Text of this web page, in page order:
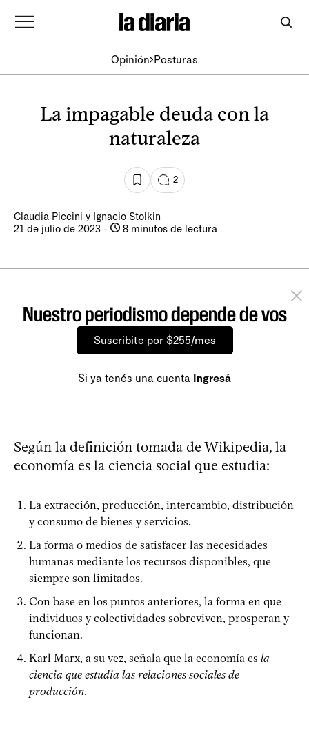
Opinión Posturas
La impagable deuda con la
naturaleza
2
Claudia Piccini y Ignacio Stolkin
21 de julio de 2023 - 8 minutos de lectura
Nuestro periodismo depende de vos
Suscribite por $255/mes
Si ya tenés una cuenta Ingresá
Según la definición tomada de Wikipedia, la
economía es la ciencia social que estudia:
La extracción, producción, intercambio, distribución
y consumo de bienes y servicios.
La forma o medios de satisfacer las necesidades
humanas mediante los recursos disponibles, que
siempre son limitados.
Con base en los puntos anteriores, la forma en que
individuos y colectividades sobreviven, prosperan y
funcionan.
Karl Marx, a su vez, señala que la economía es la
ciencia que estudia las relaciones sociales de
producción.